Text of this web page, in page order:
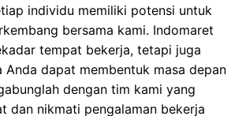
individu memiliki potensi untuk
bersama kami. Indomaret
tempat bekerja, tetapi juga
Anda dapat membentuk masa depan
dengan tim kami yang
dan nikmati pengalaman bekerja